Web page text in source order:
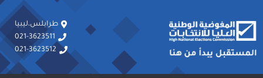
طرابلس،ليبيا
021-3623511
021-3623512